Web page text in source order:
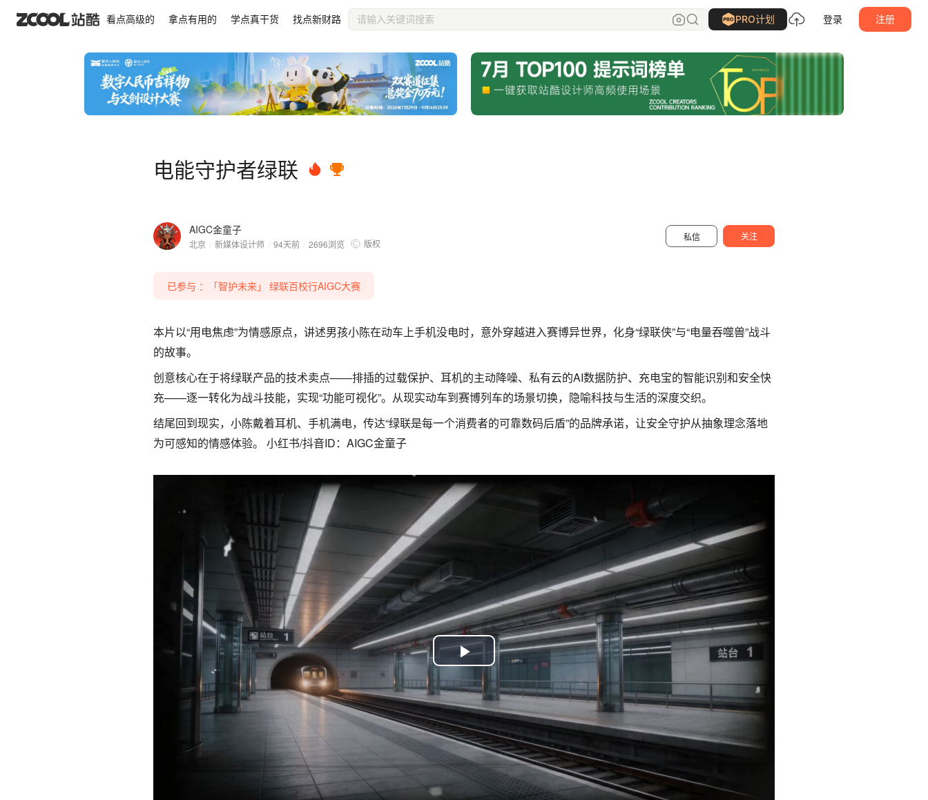
看点高级的 拿点有用的 学点真干货 找点新财路 PRO计划 登录 注册
电能守护者绿联
AIGC金童子
北京 新媒体设计师 94天前 2696浏览 版权
私信 关注
电能守护者绿联 AIGC金童子 关注
已参与 ：「智护未来」 绿联百校行AIGC大赛
本片以“用电焦虑”为情感原点，讲述男孩小陈在动车上手机没电时，意外穿越进入赛博异世界，化身“绿联侠”与“电量吞噬兽”战斗
的故事。
创意核心在于将绿联产品的技术卖点——排插的过载保护、耳机的主动降噪、私有云的AI数据防护、充电宝的智能识别和安全快
充——逐一转化为战斗技能，实现“功能可视化”。从现实动车到赛博列车的场景切换，隐喻科技与生活的深度交织。
结尾回到现实，小陈戴着耳机、手机满电，传达“绿联是每一个消费者的可靠数码后盾”的品牌承诺，让安全守护从抽象理念落地
为可感知的情感体验。 小红书/抖音ID：AIGC金童子
Play
Video